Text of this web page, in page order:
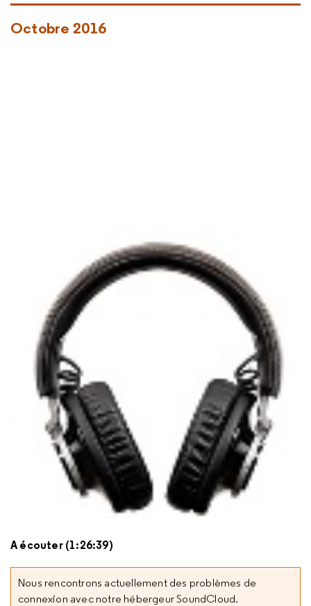
Octobre 2016
A écouter (1:26:39)
Nous rencontrons actuellement des problèmes de
connexion avec notre hébergeur SoundCloud.